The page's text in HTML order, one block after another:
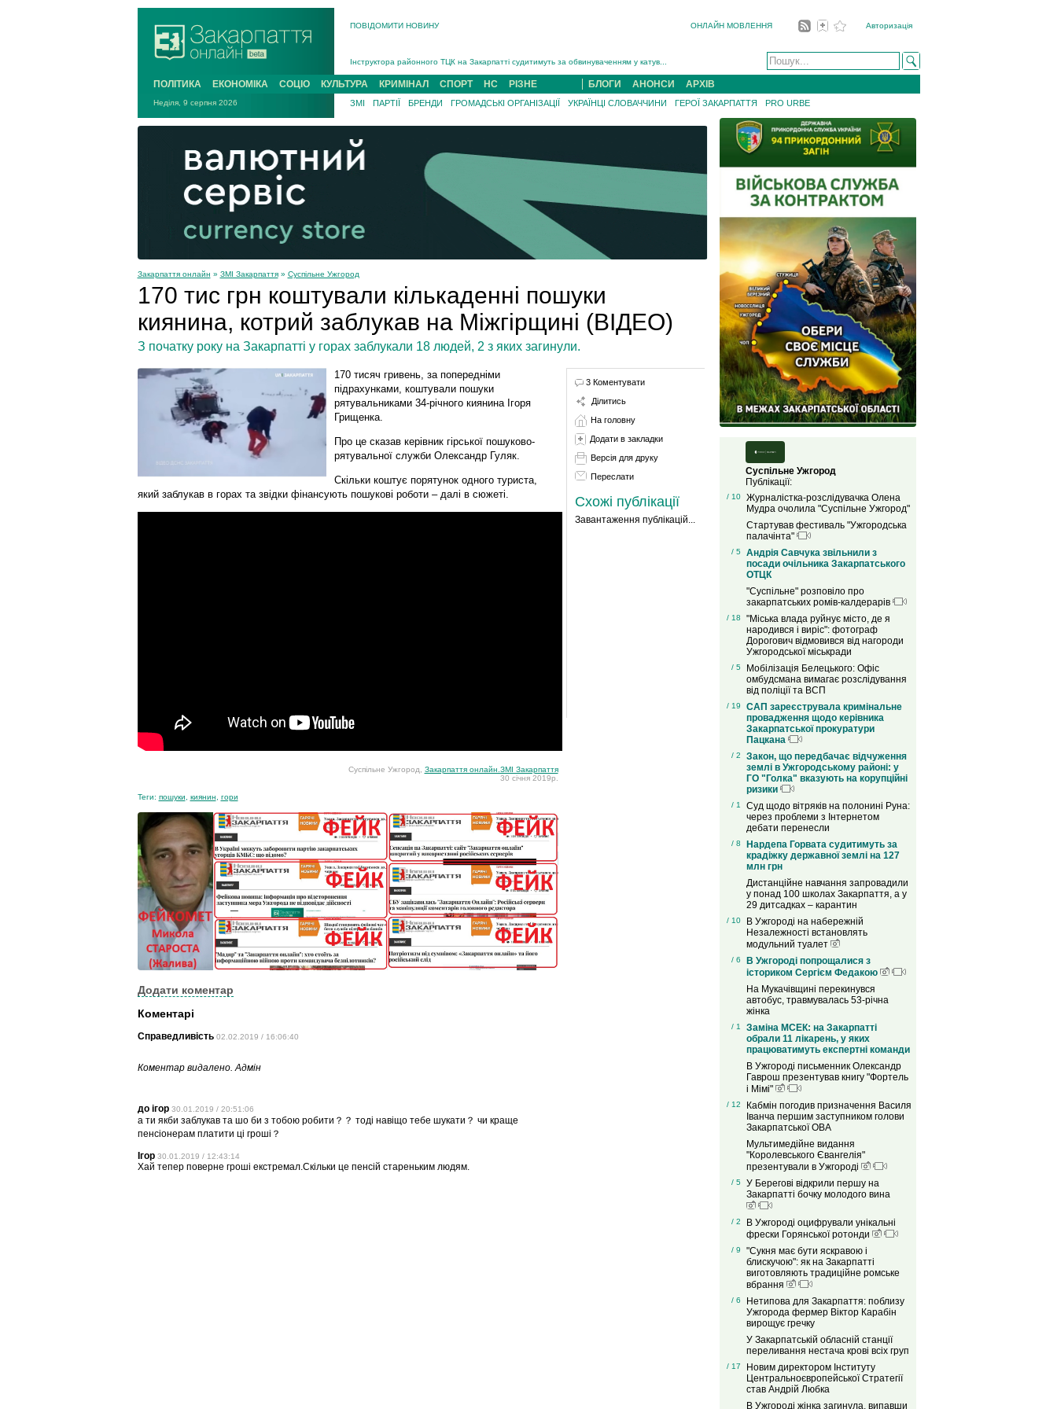
ПОВІДОМИТИ НОВИНУ ОНЛАЙН МОВЛЕННЯ Авторизація
Інструктора районного ТЦК на Закарпатті судитимуть за обвинуваченням у катув...
В Ужгороді попрощаються із полеглим на війні з росією захисником Володимиром Йор�...
В Ужгороді 5 серпня попрощаються із захисником Богданом Югасом, який два роки �...
Підтвердили загибель захисника із Нанкова на Хустщині Юліана Гербея (ФОТО)[/gree...
На війні з рф поліг військовий з Виноградова Ігнат Роздяловський (ФОТО)...
На війні загинув 26-річний військовий із Чинадійова на Мукачівщині �...
ПОЛІТИКА ЕКОНОМІКА СОЦІО КУЛЬТУРА КРИМІНАЛ СПОРТ НС РІЗНЕ БЛОГИ АНОНСИ АРХІВ
Неділя, 9 серпня 2026 ЗМІ ПАРТІЇ БРЕНДИ ГРОМАДСЬКІ ОРГАНІЗАЦІЇ УКРАЇНЦІ СЛОВАЧЧИНИ ГЕРОЇ ЗАКАРПАТТЯ PRO URBE
Закарпаття онлайн » ЗМІ Закарпаття» Суспільне Ужгород
170 тис грн коштували кількаденні пошуки
киянина, котрий заблукав на Міжгірщині (ВІДЕО)
З початку року на Закарпатті у горах заблукали 18 людей, 2 з яких загинули.
170 тисяч гривень, за попередніми
підрахунками, коштували пошуки
рятувальниками 34-річного киянина Ігоря
Грищенка.
Про це сказав керівник гірської пошуково-
рятувальної служби Олександр Гуляк.
Скільки коштує порятунок одного туриста,
який заблукав в горах та звідки фінансують пошукові роботи – далі в сюжеті.
Суспільне Ужгород, Закарпаття онлайн.ЗМІ Закарпаття
30 січня 2019р.
Теги: пошуки киянин гори
Додати коментар
Коментарі
Справедливість 02.02.2019 / 16:06:40
Коментар видалено. Адмін
до ігор 30.01.2019 / 20:51:06
а ти якби заблукав та шо би з тобою робити？？ тоді навіщо тебе шукати？ чи краще
пенсіонерам платити ці гроші？
Ігор 30.01.2019 / 12:43:14
Хай тепер поверне гроші екстремал.Скільки це пенсій стареньким людям.
3 Коментувати
Ділитись
На головну
Додати в закладки
Версія для друку
Переслати
Схожі публікації
Завантаження публікацій...
Суспільне Ужгород
Публікації:
/ 10
Журналістка-розслідувачка Олена
Мудра очолила "Суспільне Ужгород"
Стартував фестиваль "Ужгородська
палачінта"
/ 5
Андрія Савчука звільнили з
посади очільника Закарпатського
ОТЦК
"Суспільне" розповіло про
закарпатських ромів-калдерарів
/ 18
"Міська влада руйнує місто, де я
народився і виріс": фотограф
Дорогович відмовився від нагороди
Ужгородської міськради
/ 5
Мобілізація Белецького: Офіс
омбудсмана вимагає розслідування
від поліції та ВСП
/ 19
САП зареєструвала кримінальне
провадження щодо керівника
Закарпатської прокуратури
Пацкана
/ 2
Закон, що передбачає відчуження
землі в Ужгородському районі: у
ГО "Голка" вказують на корупційні
ризики
/ 1
Суд щодо вітряків на полонині Руна:
через проблеми з Інтернетом
дебати перенесли
/ 8
Нардепа Горвата судитимуть за
крадіжку державної землі на 127
млн грн
Дистанційне навчання запровадили
у понад 100 школах Закарпаття, а у
29 дитсадках – карантин
/ 10
В Ужгороді на набережній
Незалежності встановлять
модульний туалет
/ 6
В Ужгороді попрощалися з
істориком Сергієм Федакою
На Мукачівщині перекинувся
автобус, травмувалась 53-річна
жінка
/ 1
Заміна МСЕК: на Закарпатті
обрали 11 лікарень, у яких
працюватимуть експертні команди
В Ужгороді письменник Олександр
Гаврош презентував книгу "Фортель
і Мімі"
/ 12
Кабмін погодив призначення Василя
Іванча першим заступником голови
Закарпатської ОВА
Мультимедійне видання
"Королевського Євангелія"
презентували в Ужгороді
/ 5
У Берегові відкрили першу на
Закарпатті бочку молодого вина
/ 2
В Ужгороді оцифрували унікальні
фрески Горянської ротонди
/ 9
"Сукня має бути яскравою і
блискучою": як на Закарпатті
виготовляють традиційне ромське
вбрання
/ 6
Нетипова для Закарпаття: поблизу
Ужгорода фермер Віктор Карабін
вирощує гречку
У Закарпатській обласній станції
переливання нестача крові всіх груп
/ 17
Новим директором Інституту
Центральноєвропейської Стратегії
став Андрій Любка
В Ужгороді жінка загинула, випавши